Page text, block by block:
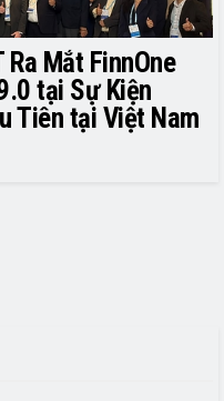
Mắt FinnOne
tại Sự Kiện
Tiên tại Việt Nam